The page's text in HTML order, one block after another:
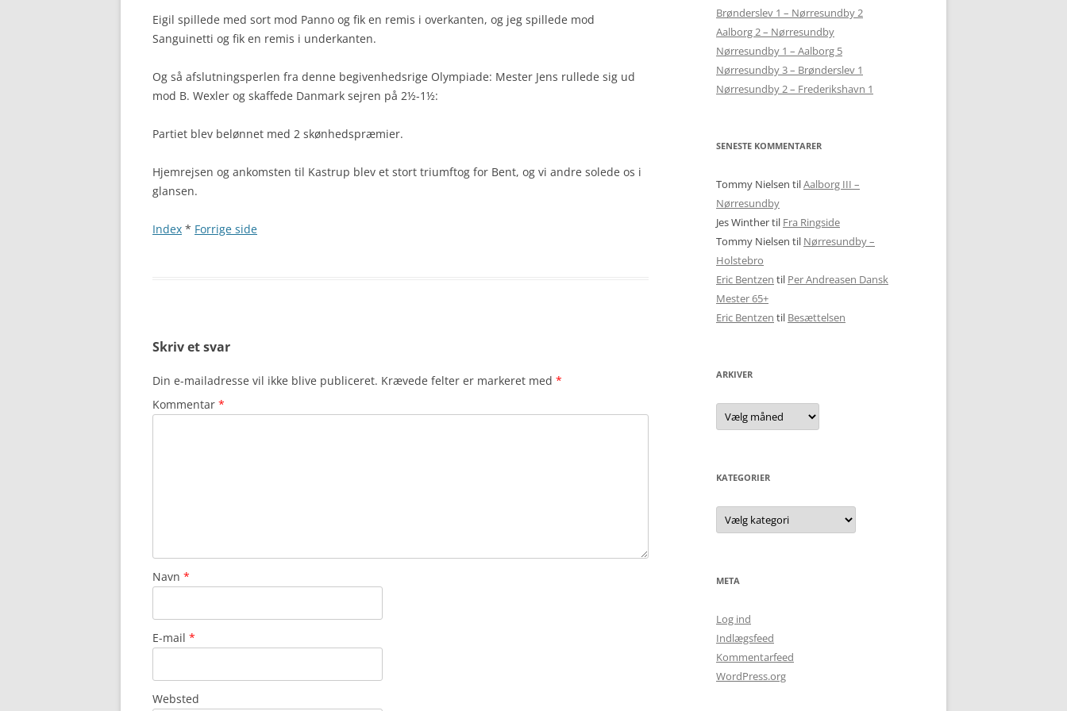
BJERGLANDSBYEN FRAM
DRYPSTENSHULER, BJERGTUR OG
HJEMREJSE
LJUBLJANA – SKAK MED BJERGBEN
KAMNIK OG HJEMREJSE
GOSTILNA PRI PLANINCU
PÅ UDFLUGT TIL POSTOJNA
Eigil spillede med sort mod Panno og fik en remis i overkanten, og jeg spillede mod
Sanguinetti og fik en remis i underkanten.
Og så afslutningsperlen fra denne begivenhedsrige Olympiade: Mester Jens rullede sig ud
mod B. Wexler og skaffede Danmark sejren på 2½-1½:
Partiet blev belønnet med 2 skønhedspræmier.
Hjemrejsen og ankomsten til Kastrup blev et stort triumftog for Bent, og vi andre solede os i
glansen.
Index * Forrige side
Skriv et svar
Din e-mailadresse vil ikke blive publiceret. Krævede felter er markeret med *
Kommentar *
Navn *
E-mail *
Websted
Brønderslev 1 – Nørresundby 2
Aalborg 2 – Nørresundby
Nørresundby 1 – Aalborg 5
Nørresundby 3 – Brønderslev 1
Nørresundby 2 – Frederikshavn 1
SENESTE KOMMENTARER
Tommy Nielsen tilAalborg III –
Nørresundby
Jes Winthertil Fra Ringside
Tommy Nielsen til Nørresundby –
Holstebro
Eric Bentzen til Per Andreasen Dansk
Mester 65+
Eric Bentzen til Besættelsen
ARKIVER
Arkiver
KATEGORIER
Kategorier
META
Log ind
Indlægsfeed
Kommentarfeed
WordPress.org